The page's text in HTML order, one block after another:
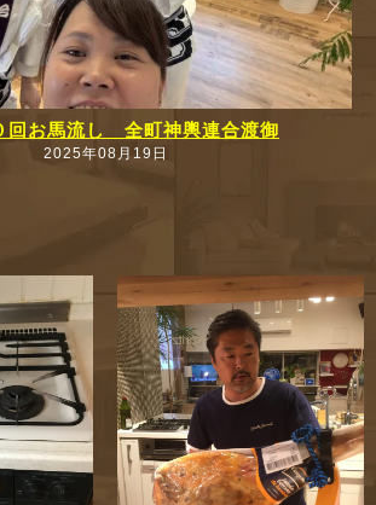
回お馬流し 全町神輿連合渡御
2025年08月19日